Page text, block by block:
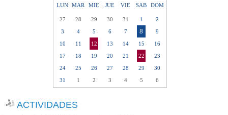
LUN MAR MIE JUE VIE SAB DOM
27 28 29 30 31 1
2
3
4 5 6 7 8
9
10
11 12 13 14 15
16
17
18 19 20 21 22
23
24
25 26 27 28 29
30
31
1 2 3 4 5 6
ACTIVIDADES